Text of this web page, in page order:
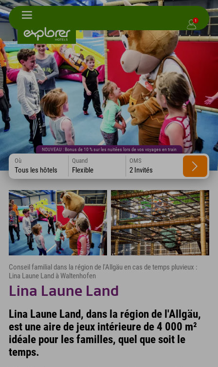
1
NOUVEAU : Bonus de 10 % sur les nuitées lors de vos voyages en train
Où
Tous les hôtels
Quand
Flexible
OMS
2 Invités
Conseil familial dans la région de l'Allgäu en cas de temps pluvieux :
Lina Laune Land à Waltenhofen
Lina Laune Land
Lina Laune Land, dans la région de l'Allgäu,
est une aire de jeux intérieure de 4 000 m²
idéale pour les familles, quel que soit le
temps.